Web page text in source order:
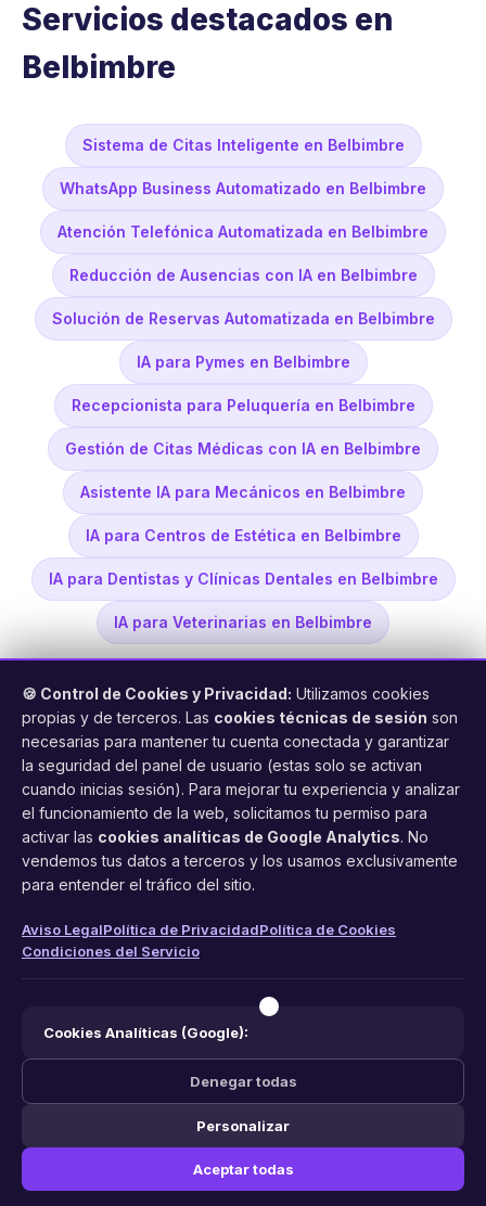
Servicios destacados en
Belbimbre
Sistema de Citas Inteligente en Belbimbre
WhatsApp Business Automatizado en Belbimbre
Atención Telefónica Automatizada en Belbimbre
Reducción de Ausencias con IA en Belbimbre
Solución de Reservas Automatizada en Belbimbre
IA para Pymes en Belbimbre
Recepcionista para Peluquería en Belbimbre
Gestión de Citas Médicas con IA en Belbimbre
Asistente IA para Mecánicos en Belbimbre
IA para Centros de Estética en Belbimbre
IA para Dentistas y Clínicas Dentales en Belbimbre
IA para Veterinarias en Belbimbre
FacilCita
Asistente inteligente de citas por teléfono y WhatsApp.
Gestión profesional de agenda con IA para tu negocio.
Funciones
Aviso Legal
© 2026 FacilCita — Un servicio dePC64 Servicios Informaticos.
Hecho con ❤️ en España.
🍪 Control de Cookies y Privacidad: Utilizamos cookies
propias y de terceros. Las cookies técnicas de sesión son
necesarias para mantener tu cuenta conectada y garantizar
la seguridad del panel de usuario (estas solo se activan
cuando inicias sesión). Para mejorar tu experiencia y analizar
el funcionamiento de la web, solicitamos tu permiso para
activar las cookies analíticas de Google Analytics. No
vendemos tus datos a terceros y los usamos exclusivamente
para entender el tráfico del sitio.
Aviso LegalPolítica de PrivacidadPolítica de Cookies
Condiciones del Servicio
Cookies Analíticas (Google):
Denegar todas
Personalizar
Aceptar todas